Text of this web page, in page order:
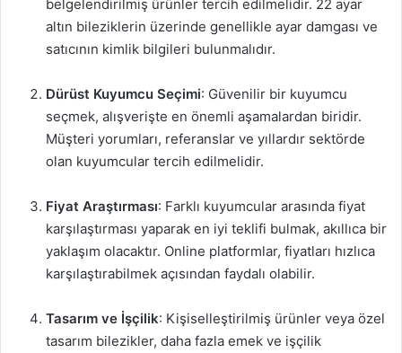
belgelendirilmiş ürünler tercih edilmelidir. 22 ayar
altın bileziklerin üzerinde genellikle ayar damgası ve
satıcının kimlik bilgileri bulunmalıdır.
Dürüst Kuyumcu Seçimi: Güvenilir bir kuyumcu
seçmek, alışverişte en önemli aşamalardan biridir.
Müşteri yorumları, referanslar ve yıllardır sektörde
olan kuyumcular tercih edilmelidir.
Fiyat Araştırması: Farklı kuyumcular arasında fiyat
karşılaştırması yaparak en iyi teklifi bulmak, akıllıca bir
yaklaşım olacaktır. Online platformlar, fiyatları hızlıca
karşılaştırabilmek açısından faydalı olabilir.
Tasarım ve İşçilik: Kişiselleştirilmiş ürünler veya özel
tasarım bilezikler, daha fazla emek ve işçilik